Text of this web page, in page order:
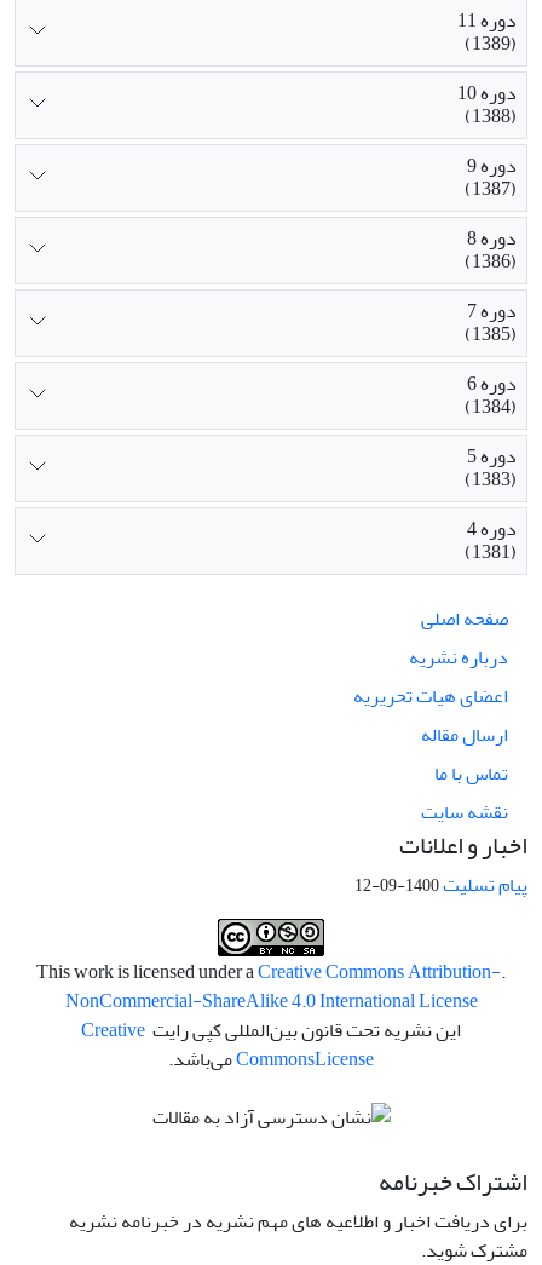
دوره 11
(1389)
دوره 10
(1388)
دوره 9
(1387)
دوره 8
(1386)
دوره 7
(1385)
دوره 6
(1384)
دوره 5
(1383)
دوره 4
(1381)
صفحه اصلی
درباره نشریه
اعضای هیات تحریریه
ارسال مقاله
تماس با ما
نقشه سایت
اخبار و اعلانات
پیام تسلیت1400-09-12
.This work is licensed under a
Creative Commons Attribution-
NonCommercial-ShareAlike 4.0 International License
این نشریه تحت قانون بین‌المللی کپی رایت Creative
CommonsLicense می‌باشد.
اشتراک خبرنامه
برای دریافت اخبار و اطلاعیه های مهم نشریه در خبرنامه نشریه
مشترک شوید.